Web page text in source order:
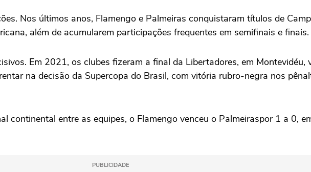
Nos últimos anos, Flamengo e Palmeiras conquistaram títulos de
além de acumularem participações frequentes em semifinais e finais.
Em 2021, os clubes fizeram a final da Libertadores, em Montevidéu,
na decisão da Supercopa do Brasil, com vitória rubro-negra nos
continental entre as equipes, o Flamengo venceu o Palmeiraspor 1 a 0,
PUBLICIDADE